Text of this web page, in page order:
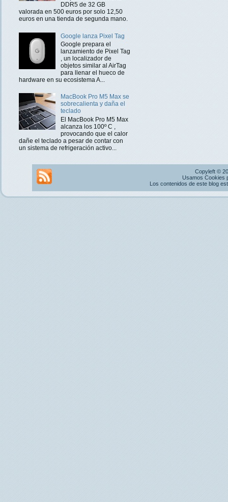
DDR5 de 32 GB
valorada en 500 euros por solo 12,50
euros en una tienda de segunda mano.
Google lanza Pixel Tag
Google prepara el
lanzamiento de Pixel Tag
, un localizador de
objetos similar al AirTag
para llenar el hueco de
hardware en su ecosistema A...
MacBook Pro M5 Max se
sobrecalienta y daña el
teclado
El MacBook Pro M5 Max
alcanza los 100º C ,
provocando que el calor
dañe el teclado a pesar de contar con
un sistema de refrigeración activo...
Copyleft ©
Usamos Cookies
Los contenidos de este blog